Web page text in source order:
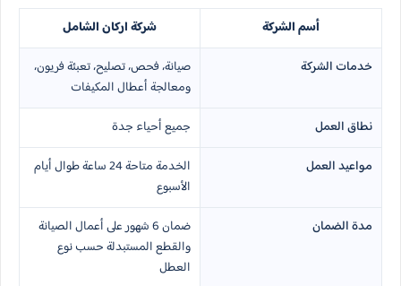
أسم الشركة
شركة اركان الشامل
خدمات الشركة
صيانة، فحص، تصليح، تعبئة فريون،
ومعالجة أعطال المكيفات
نطاق العمل
جميع أحياء جدة
مواعيد العمل
الخدمة متاحة 24 ساعة طوال أيام
الأسبوع
مدة الضمان
ضمان 6 شهور على أعمال الصيانة
والقطع المستبدلة حسب نوع
العطل